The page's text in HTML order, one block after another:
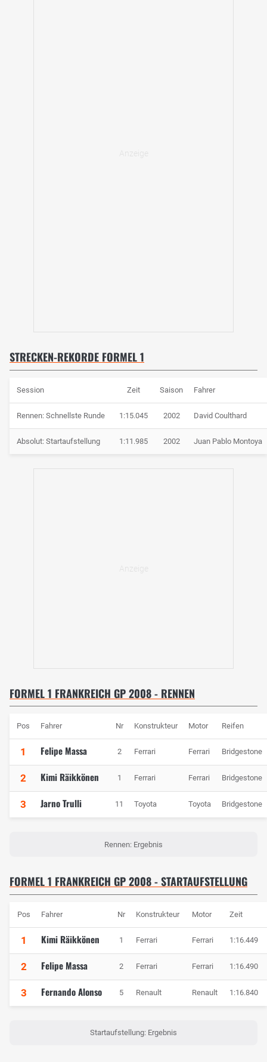
STRECKEN-REKORDE FORMEL 1
Session Zeit Saison Fahrer
Rennen: Schnellste Runde 1:15.045 2002 David Coulthard
Absolut: Startaufstellung 1:11.985 2002 Juan Pablo Montoya
FORMEL 1 FRANKREICH GP 2008 - RENNEN
Pos Fahrer Nr Konstrukteur Motor Reifen
1 Felipe Massa 2 Ferrari Ferrari Bridgestone
2 Kimi Räikkönen 1 Ferrari Ferrari Bridgestone
3 Jarno Trulli 11 Toyota Toyota Bridgestone
Rennen: Ergebnis
FORMEL 1 FRANKREICH GP 2008 - STARTAUFSTELLUNG
Pos Fahrer Nr Konstrukteur Motor Zeit
1 Kimi Räikkönen 1 Ferrari Ferrari 1:16.449
2 Felipe Massa 2 Ferrari Ferrari 1:16.490
3 Fernando Alonso 5 Renault Renault 1:16.840
Startaufstellung: Ergebnis